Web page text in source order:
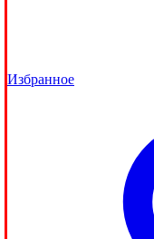
Избранное